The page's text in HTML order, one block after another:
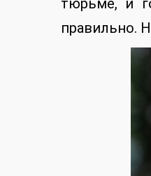
тюрьме, и
правильно.